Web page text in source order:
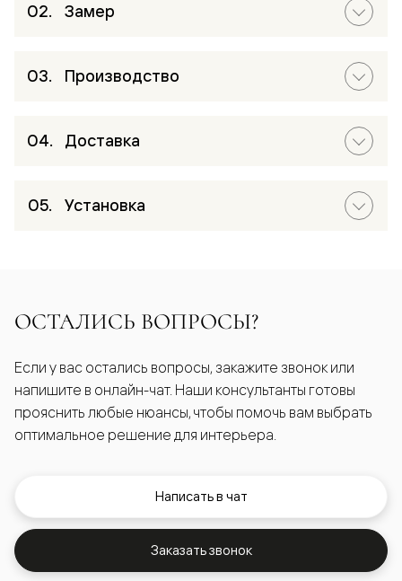
Замер
Производство
Доставка
Установка
ОСТАЛИСЬ ВОПРОСЫ?
Если у вас остались вопросы, закажите звонок или
напишите в онлайн-чат. Наши консультанты готовы
прояснить любые нюансы, чтобы помочь вам выбрать
оптимальное решение для интерьера.
Написать в чат
Заказать звонок